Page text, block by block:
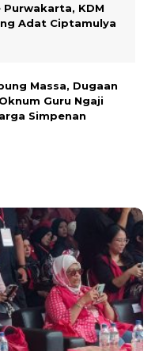
KDM
Adat Ciptamulya
Massa, Dugaan
Guru Ngaji
Simpenan